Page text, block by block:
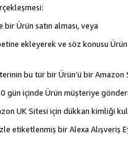
Ürün satın alması, veya
ekleyerek ve söz konusu
bu tür bir Ürün’ü bir Amazon
gün içinde Ürün müşteriye
UK Sitesi için dükkan kimliği
etiketlenmiş bir Alexa Alışveriş